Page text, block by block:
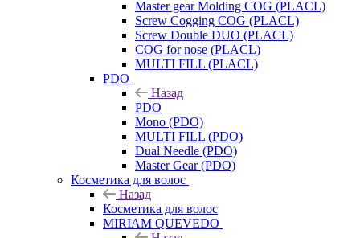
Master gear Molding COG (PLACL)
Screw Cogging COG (PLACL)
Screw Double DUO (PLACL)
COG for nose (PLACL)
MULTI FILL (PLACL)
PDO
Назад
PDO
Mono (PDO)
MULTI FILL (PDO)
Dual Needle (PDO)
Master Gear (PDO)
Косметика для волос
Назад
Косметика для волос
MIRIAM QUEVEDO